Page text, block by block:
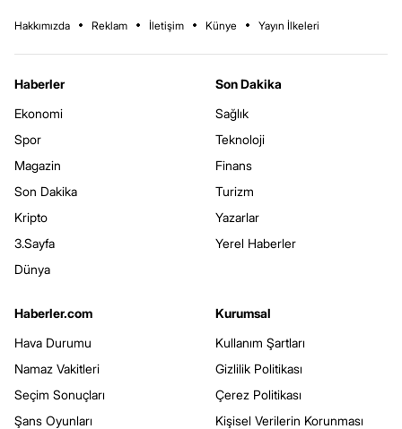
Hakkımızda Reklam İletişim Künye Yayın İlkeleri
Haberler
Ekonomi
Spor
Magazin
Son Dakika
Kripto
3.Sayfa
Dünya
Son Dakika
Sağlık
Teknoloji
Finans
Turizm
Yazarlar
Yerel Haberler
Haberler.com
Hava Durumu
Namaz Vakitleri
Seçim Sonuçları
Şans Oyunları
Kurumsal
Kullanım Şartları
Gizlilik Politikası
Çerez Politikası
Kişisel Verilerin Korunması